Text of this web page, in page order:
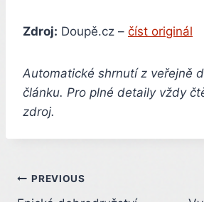
Zdroj: Doupě.cz – číst originál
Automatické shrnutí z veřejně
článku. Pro plné detaily vždy
zdroj.
Post
PREVIOUS